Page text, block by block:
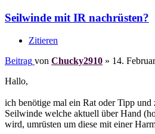
Seilwinde mit IR nachrüsten?
Zitieren
Beitrag von Chucky2910 » 14.
Hallo,
ich benötige mal ein Rat oder Tipp und
Seilwinde welche aktuell über Hand
wird, umrüsten um diese mit einer